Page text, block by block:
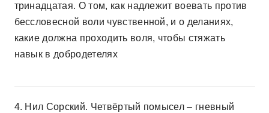
тринадцатая. О том, как надлежит воевать против
бессловесной воли чувственной, и о деланиях,
какие должна проходить воля, чтобы стяжать
навык в добродетелях
4. Нил Сорский. Четвёртый помысел – гневный